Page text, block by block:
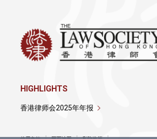
HIGHLIGHTS
香港律师会2025年年报